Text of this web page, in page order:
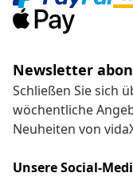
Newsletter
Schließen Sie sich
wöchentliche
Neuheiten von
Unsere Social-